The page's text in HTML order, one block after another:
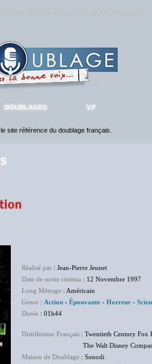
DOUBLAGES V.F
, le site référence du doublage français.
Réalisé par : Jean-Pierre Jeunet
Date de sortie cinéma : 12 Novembre 1997
Long Métrage : Américain
Genre : Action - Épouvante - Horreur -
Durée : 01h44
Distributeur Français : Twentieth Century Fox
The Walt Disney Company
Maison de Doublage : Sonodi